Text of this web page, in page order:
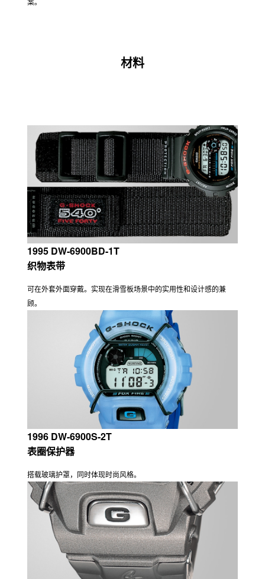
材料
1995 DW-6900BD-1T
织物表带
可在外套外面穿戴。实现在滑雪板场景中的实用性和设计感的兼
顾。
1996 DW-6900S-2T
表圈保护器
搭载玻璃护罩，同时体现时尚风格。